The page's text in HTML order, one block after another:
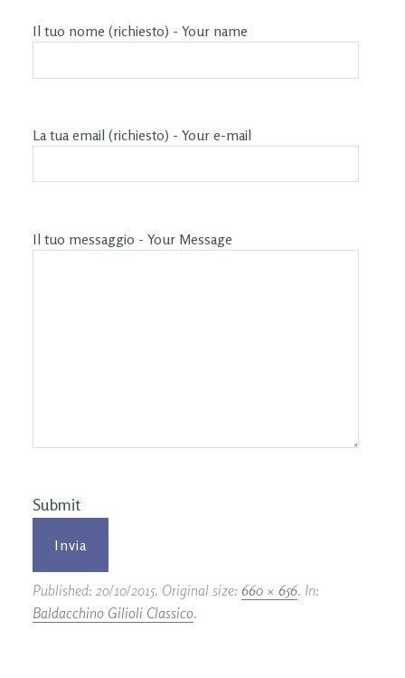
Il tuo nome (richiesto) - Your name
La tua email (richiesto) - Your e-mail
Il tuo messaggio - Your Message
Submit
Published: 20/10/2015. Original size: 660 × 656. In:
Baldacchino Gilioli Classico.